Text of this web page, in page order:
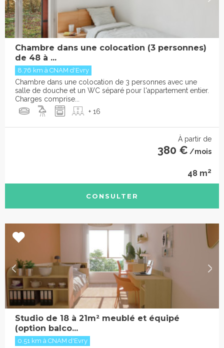
Chambre dans une colocation (3 personnes)
de 48 à ...
8.76 km à CNAM d'Evry
Chambre dans une colocation de 3 personnes avec une
salle de douche et un WC séparé pour l'appartement entier.
Charges comprise...
+ 16
À partir de
380 € /mois
48 m2
CONSULTER
Studio de 18 à 21m² meublé et équipé
(option balco...
0.51 km à CNAM d'Evry